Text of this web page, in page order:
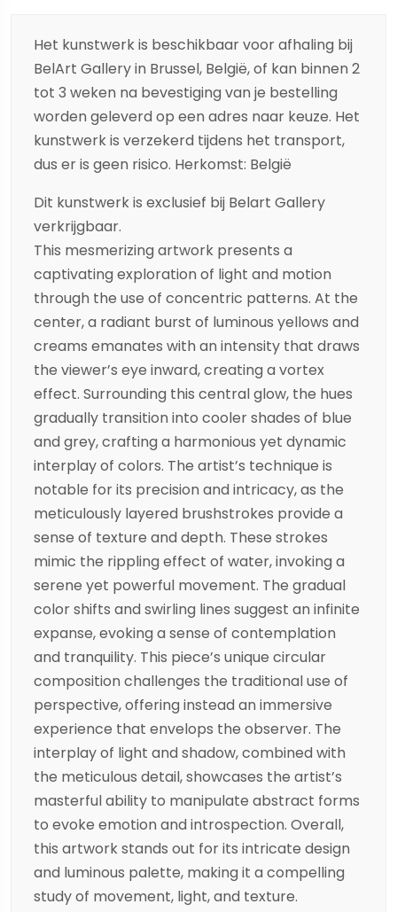
Het kunstwerk is beschikbaar voor afhaling bij
BelArt Gallery in Brussel, België, of kan binnen 2
tot 3 weken na bevestiging van je bestelling
worden geleverd op een adres naar keuze. Het
kunstwerk is verzekerd tijdens het transport,
dus er is geen risico. Herkomst: België
Dit kunstwerk is exclusief bij Belart Gallery
verkrijgbaar.
This mesmerizing artwork presents a
captivating exploration of light and motion
through the use of concentric patterns. At the
center, a radiant burst of luminous yellows and
creams emanates with an intensity that draws
the viewer’s eye inward, creating a vortex
effect. Surrounding this central glow, the hues
gradually transition into cooler shades of blue
and grey, crafting a harmonious yet dynamic
interplay of colors. The artist’s technique is
notable for its precision and intricacy, as the
meticulously layered brushstrokes provide a
sense of texture and depth. These strokes
mimic the rippling effect of water, invoking a
serene yet powerful movement. The gradual
color shifts and swirling lines suggest an infinite
expanse, evoking a sense of contemplation
and tranquility. This piece’s unique circular
composition challenges the traditional use of
perspective, offering instead an immersive
experience that envelops the observer. The
interplay of light and shadow, combined with
the meticulous detail, showcases the artist’s
masterful ability to manipulate abstract forms
to evoke emotion and introspection. Overall,
this artwork stands out for its intricate design
and luminous palette, making it a compelling
study of movement, light, and texture.